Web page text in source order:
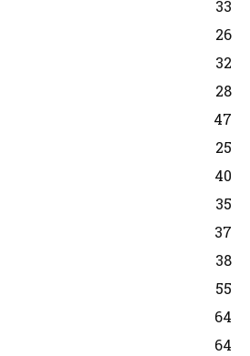
33
26
32
28
47
25
40
35
37
38
55
64
64